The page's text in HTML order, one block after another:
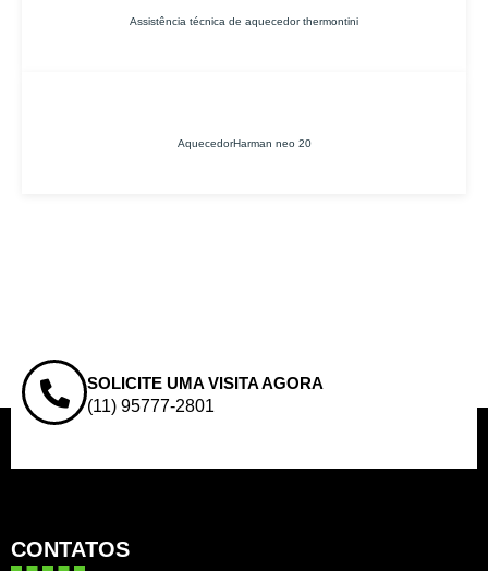
Assistência técnica de aquecedor thermontini
AquecedorHarman neo 20
SOLICITE UMA VISITA AGORA
(11) 95777-2801
CONTATOS